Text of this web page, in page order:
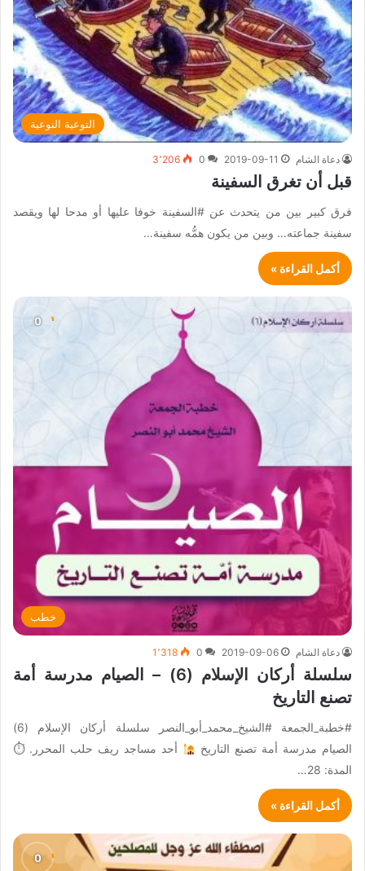
التوعية النوعية
دعاة الشام 2019-09-11
0 3٬206
قبل أن تغرق السفينة
فرق كبير بين من يتحدث عن #السفينة خوفا عليها أو مدحا لها ويقصد
سفينة جماعته… وبين من يكون همُّه سفينة…
أكمل القراءة »
خطب
دعاة الشام 2019-09-06
0 1٬318
سلسلة أركان الإسلام (6) – الصيام مدرسة أمة
تصنع التاريخ
#خطبة_الجمعة #الشيخ_محمد_أبو_النصر سلسلة أركان الإسلام (6)
الصيام مدرسة أمة تصنع التاريخ
أحد مساجد ريف حلب المحرر. ⏱
المدة: 28…
أكمل القراءة »